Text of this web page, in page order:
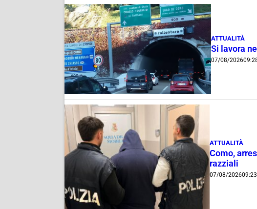
ATTUALITÀ
Si lavora
07/08/2026
ATTUALITÀ
Como,
razziali
07/08/202609:23